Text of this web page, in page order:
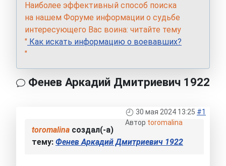
Наиболее эффективный способ поиска
на нашем Форуме информации о судьбе
интересующего Вас воина: читайте тему
" Как искать информацию о воевавших?
"
Фенев Аркадий Дмитриевич 1922
30 мая 2024 13:25 #1
Автор toromalina
toromalina создал(-а)
тему: Фенев Аркадий Дмитриевич 1922